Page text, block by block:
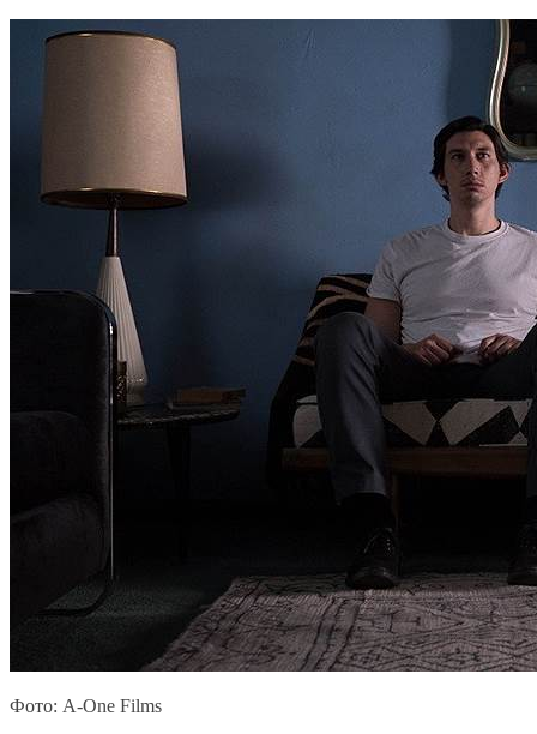
Фото: A-One Films